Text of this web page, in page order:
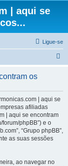
| aqui se
Ligue-se
q
os
| aqui se
afiliadas
| aqui se encontram
forum/phpBB”) e o
“Grupo phpBB”,
as suas sessões
ao navegar no